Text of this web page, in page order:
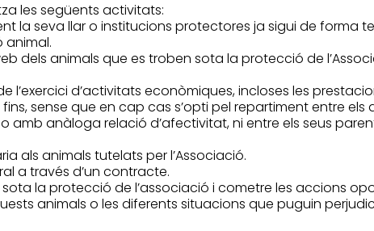
les següents activitats:
la seva llar o institucions protectores ja sigui de forma
animal.
dels animals que es troben sota la protecció de
l’exercici d’activitats econòmiques, incloses les
sense que en cap cas s’opti pel repartiment entre els
anàloga relació d’afectivitat, ni entre els seus
als animals tutelats per l’Associació.
a través d’un contracte.
la protecció de l’associació i cometre les accions
animals o les diferents situacions que puguin